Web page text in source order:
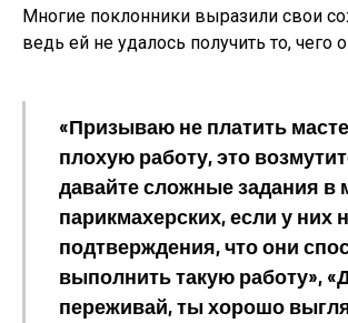
Многие поклонники выразили свои
ведь ей не удалось получить то, чего
«Призываю не платить
плохую работу, это
давайте сложные задания в
парикмахерских, если у них
подтверждения, что они
выполнить такую работу»,
переживай, ты хорошо